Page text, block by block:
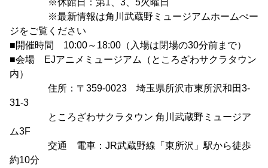
※最新情報は角川武蔵野ミュージアムホームぺー
ジをご覧ください
■開催時間 10:00～18:00（入場は閉場の30分前まで）
■会場 EJアニメミュージアム（ところざわサクラタウン
内）
住所：〒359-0023 埼玉県所沢市東所沢和田3-
31-3
ところざわサクラタウン 角川武蔵野ミュージア
ム3F
交通 電車：JR武蔵野線「東所沢」駅から徒歩
約10分